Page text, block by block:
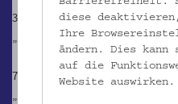
30.11.2019, ab 15.00 Uhr
„Spielend in Bewegung“
7.12.2019, 14.00 und 15.15 Uhr
„Der verschmutzte Teich“.
diese
Ihre
ändern. Dies kann
auf die
Website auswirken.